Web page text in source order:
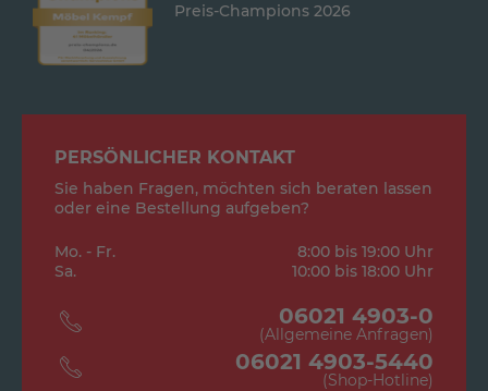
Preis-Champions 2026
PERSÖNLICHER KONTAKT
Sie haben Fragen, möchten sich beraten lassen
oder eine Bestellung aufgeben?
Mo. - Fr.
8:00 bis 19:00 Uhr
Sa.
10:00 bis 18:00 Uhr
06021 4903-0
(Allgemeine Anfragen)
06021 4903-5440
(Shop-Hotline)